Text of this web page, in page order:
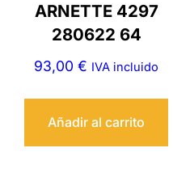
ARNETTE 4297
280622 64
93,00€ IVA incluido
Añadir al carrito